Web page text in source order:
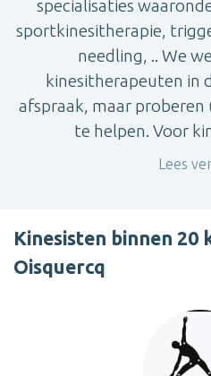
specialisaties
sportkinesitherapie,
needling, .. We
kinesitherapeuten in
afspraak, maar
te helpen. Voor
Lees
Kinesisten binnen
Oisquercq